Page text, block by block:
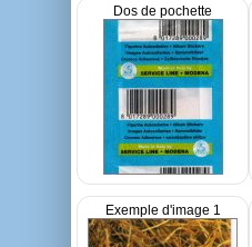
Dos de pochette
Exemple d'image 1